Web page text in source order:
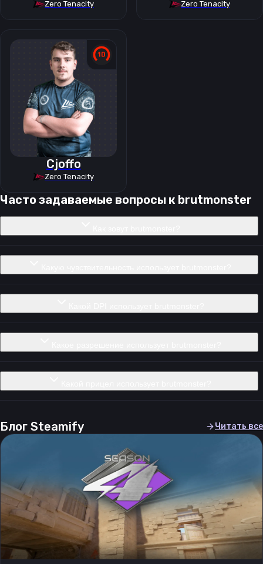
Zero Tenacity Zero Tenacity
Cjoffo
Zero Tenacity
Часто задаваемые вопросы к brutmonster
Блог Steamify Читать все